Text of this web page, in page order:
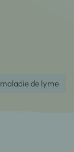
maladie de lyme